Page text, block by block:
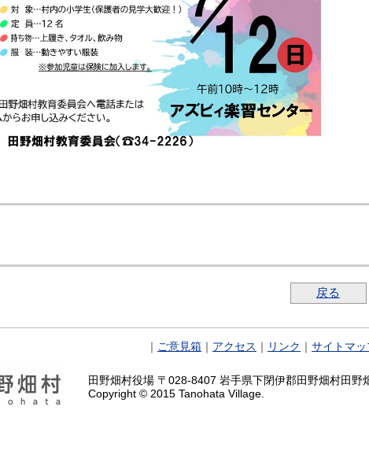
戻る
ご意見箱 アクセス リンク サイトマッ
田野畑村役場 〒028-8407 岩手県下閉伊郡田野畑村田
Copyright © 2015 Tanohata Village.